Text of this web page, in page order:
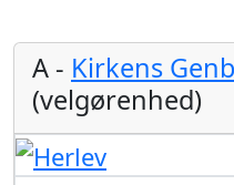
A - Kirkens
(velgørenhed)